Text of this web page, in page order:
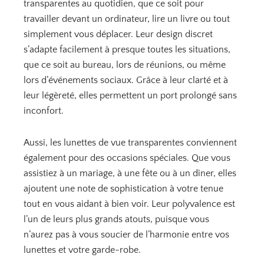
transparentes au quotidien, que ce soit pour
travailler devant un ordinateur, lire un livre ou tout
simplement vous déplacer. Leur design discret
s’adapte facilement à presque toutes les situations,
que ce soit au bureau, lors de réunions, ou même
lors d’événements sociaux. Grâce à leur clarté et à
leur légèreté, elles permettent un port prolongé sans
inconfort.
Aussi, les lunettes de vue transparentes conviennent
également pour des occasions spéciales. Que vous
assistiez à un mariage, à une fête ou à un dîner, elles
ajoutent une note de sophistication à votre tenue
tout en vous aidant à bien voir. Leur polyvalence est
l’un de leurs plus grands atouts, puisque vous
n’aurez pas à vous soucier de l’harmonie entre vos
lunettes et votre garde-robe.